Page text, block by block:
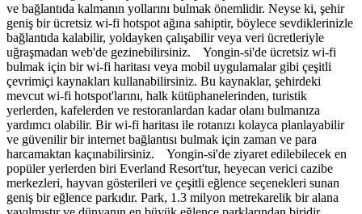
ve bağlantıda kalmanın yollarını bulmak önemlidir. Neyse ki, şehir
geniş bir ücretsiz wi-fi hotspot ağına sahiptir, böylece sevdiklerinizle
bağlantıda kalabilir, yoldayken çalışabilir veya veri ücretleriyle
uğraşmadan web'de gezinebilirsiniz. Yongin-si'de ücretsiz wi-fi
bulmak için bir wi-fi haritası veya mobil uygulamalar gibi çeşitli
çevrimiçi kaynakları kullanabilirsiniz. Bu kaynaklar, şehirdeki
mevcut wi-fi hotspot'larını, halk kütüphanelerinden, turistik
yerlerden, kafelerden ve restoranlardan kadar olanı bulmanıza
yardımcı olabilir. Bir wi-fi haritası ile rotanızı kolayca planlayabilir
ve güvenilir bir internet bağlantısı bulmak için zaman ve para
harcamaktan kaçınabilirsiniz. Yongin-si'de ziyaret edilebilecek en
popüler yerlerden biri Everland Resort'tur, heyecan verici cazibe
merkezleri, hayvan gösterileri ve çeşitli eğlence seçenekleri sunan
geniş bir eğlence parkıdır. Park, 1.3 milyon metrekarelik bir alana